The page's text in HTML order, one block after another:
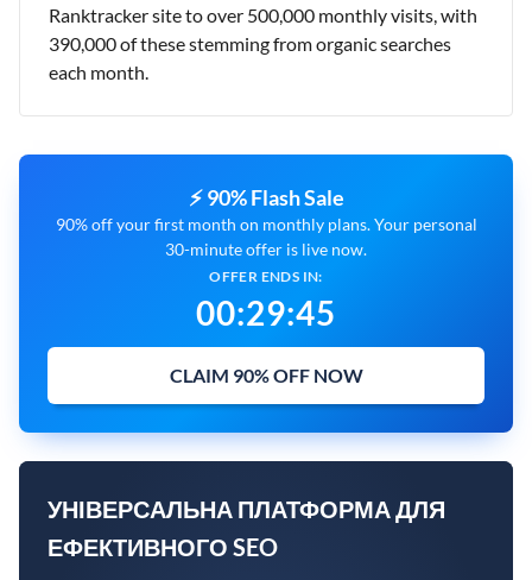
Ranktracker site to over 500,000 monthly visits, with
390,000 of these stemming from organic searches
each month.
⚡ 90% Flash Sale
90% off your first month on monthly plans. Your personal
30-minute offer is live now.
OFFER ENDS IN:
00:29:44
CLAIM 90% OFF NOW
УНІВЕРСАЛЬНА ПЛАТФОРМА ДЛЯ
ЕФЕКТИВНОГО SEO